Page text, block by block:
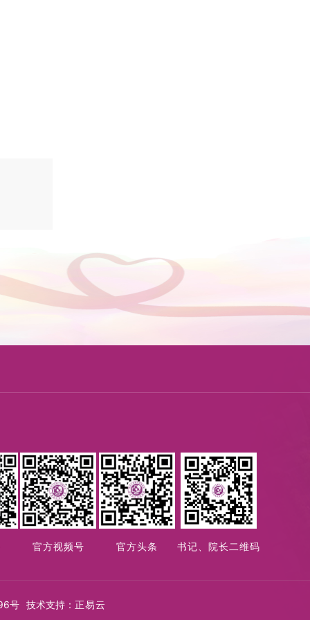
官方视频号 官方头条 书记、院长二维码
号 技术支持： 正易云